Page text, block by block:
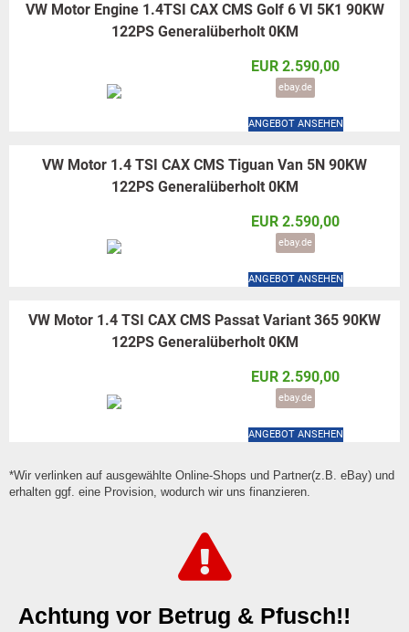
VW Motor Engine 1.4TSI CAX CMS Golf 6 VI 5K1 90KW
122PS Generalüberholt 0KM
EUR 2.590,00
ebay.de
ANGEBOT ANSEHEN
VW Motor 1.4 TSI CAX CMS Tiguan Van 5N 90KW
122PS Generalüberholt 0KM
EUR 2.590,00
ebay.de
ANGEBOT ANSEHEN
VW Motor 1.4 TSI CAX CMS Passat Variant 365 90KW
122PS Generalüberholt 0KM
EUR 2.590,00
ebay.de
ANGEBOT ANSEHEN
*Wir verlinken auf ausgewählte Online-Shops und Partner(z.B. eBay) und
erhalten ggf. eine Provision, wodurch wir uns finanzieren.
Achtung vor Betrug & Pfusch!!